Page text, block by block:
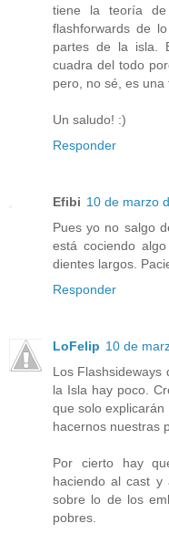
tiene la teoría
flashforwards de
partes de la isla.
cuadra del todo
pero, no sé, es una
Un saludo! :)
Responder
Efibi 10 de marzo
Pues yo no salgo
está cociendo
dientes largos.
Responder
LoFelip 10 de
Los Flashsideways
la Isla hay poco.
que solo
hacernos nuestras
Por cierto hay
haciendo al cast y
sobre lo de los
pobres.